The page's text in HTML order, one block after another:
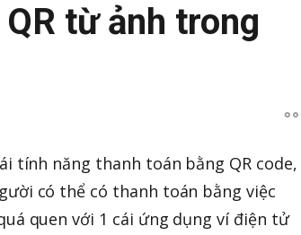
từ ảnh trong
tính năng thanh toán bằng QR code,
có thể có thanh toán bằng việc
quen với 1 cái ứng dụng ví điện tử